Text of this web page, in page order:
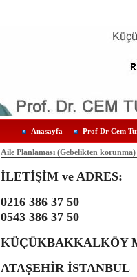
Anasayfa Prof Dr Cem
Aile Planlaması (Gebelikten korunma)
İLETİŞİM ve ADRES:
0216 386 37 50
0543 386 37 50
KÜÇÜKBAKKALKÖY
ATAŞEHİR İSTANBUL